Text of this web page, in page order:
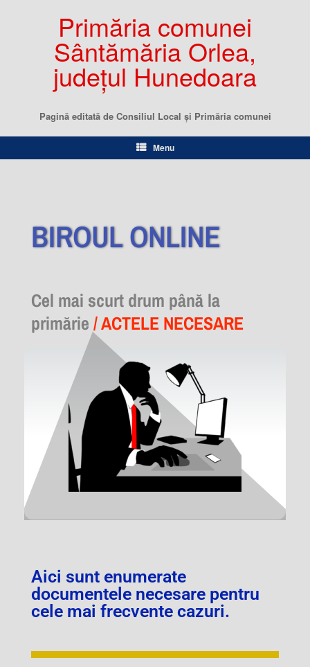
Primăria comunei
Sântămăria Orlea,
județul Hunedoara
Pagină editată de Consiliul Local şi Primăria comunei
Menu
BIROUL ONLINE
Cel mai scurt drum până la
primărie / ACTELE NECESARE
Aici sunt enumerate
documentele necesare pentru
cele mai frecvente cazuri.